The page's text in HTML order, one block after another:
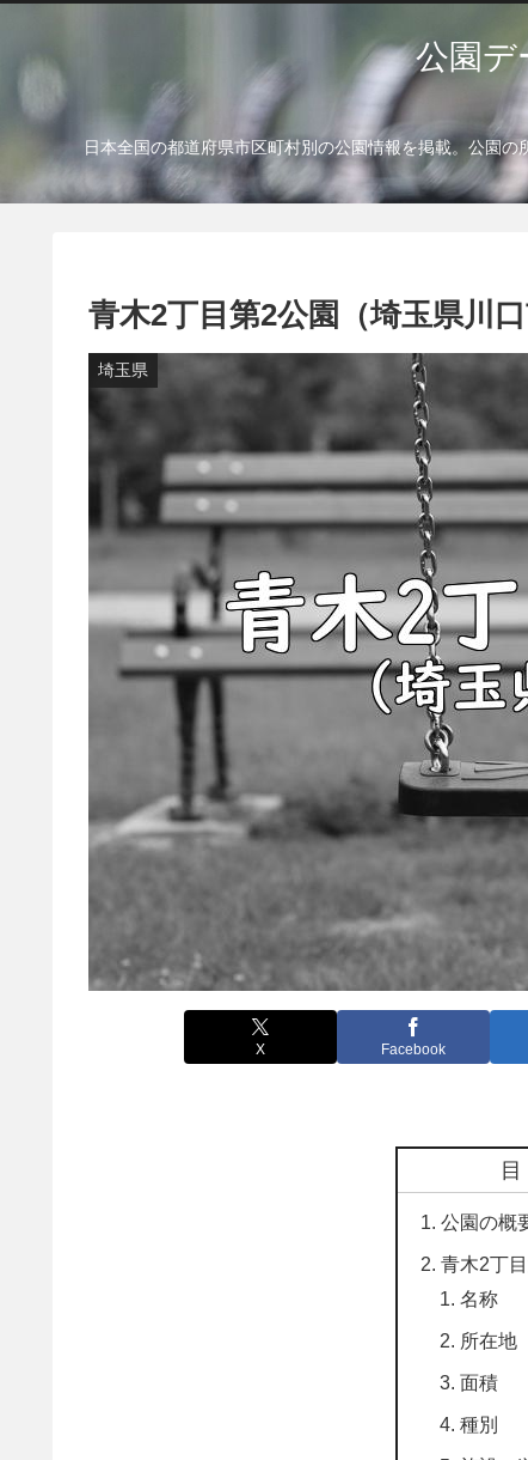
公園デ
日本全国の都道府県市区町村別の公園情報を掲載。公園
青木2丁目第2公園（埼玉県川口
埼玉県
X Facebook
公園の概
青木2丁
名称
所在地
面積
種別